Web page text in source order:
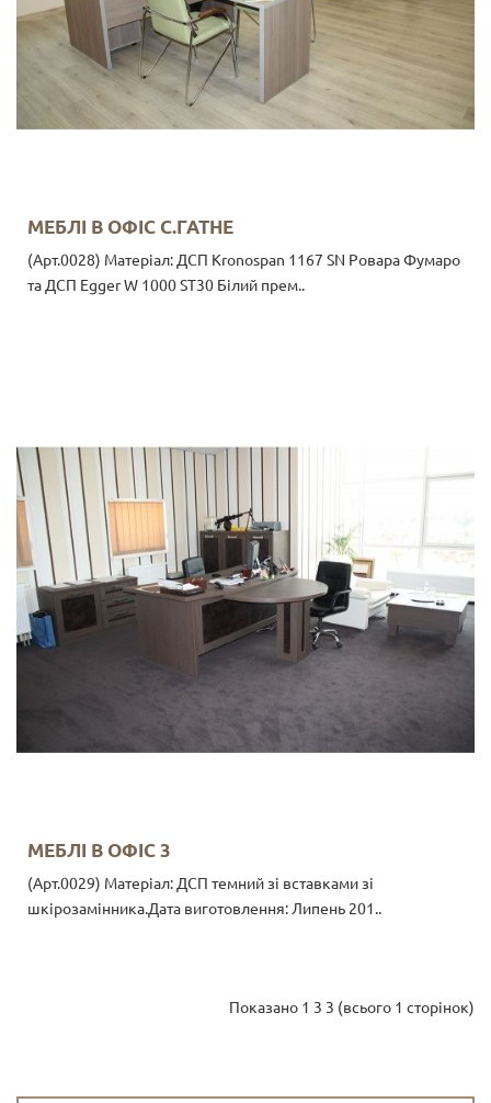
МЕБЛІ В ОФІС С.ГАТНЕ
(Арт.0028) Матеріал: ДСП Kronospan 1167 SN Ровара Фумаро
та ДСП Egger W 1000 ST30 Білий прем..
МЕБЛІ В ОФІС 3
(Арт.0029) Матеріал: ДСП темний зі вставками зі
шкірозамінника. ​Дата виготовлення: Липень 201..
Показано 1 3 3 (всього 1 сторінок)